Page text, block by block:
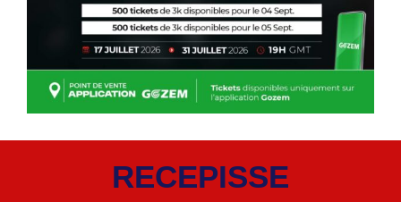
RECEPISSE